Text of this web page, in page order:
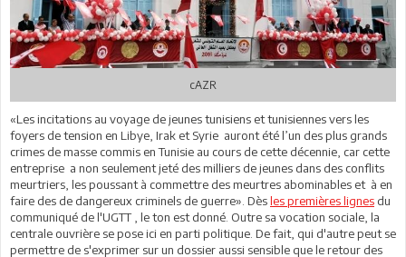
cAZR
«Les incitations au voyage de jeunes tunisiens et tunisiennes vers les
foyers de tension en Libye, Irak et Syrie auront été l’un des plus grands
crimes de masse commis en Tunisie au cours de cette décennie, car cette
entreprise a non seulement jeté des milliers de jeunes dans des conflits
meurtriers, les poussant à commettre des meurtres abominables et à en
faire des de dangereux criminels de guerre». Dèsles premières lignes du
communiqué de l'UGTT , le ton est donné. Outre sa vocation sociale, la
centrale ouvrière se pose ici en parti politique. De fait, qui d'autre peut se
permettre de s'exprimer sur un dossier aussi sensible que le retour des